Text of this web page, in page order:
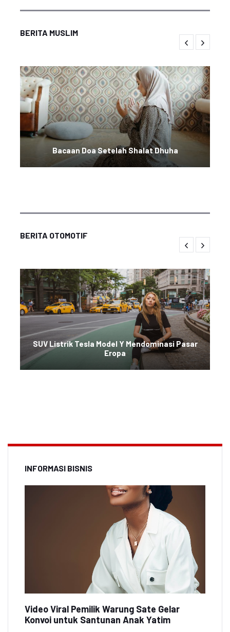
BERITA MUSLIM
Bacaan Doa Setelah Shalat Dhuha
BERITA OTOMOTIF
SUV Listrik Tesla Model Y Mendominasi Pasar
Eropa
INFORMASI BISNIS
Video Viral Pemilik Warung Sate Gelar
Konvoi untuk Santunan Anak Yatim